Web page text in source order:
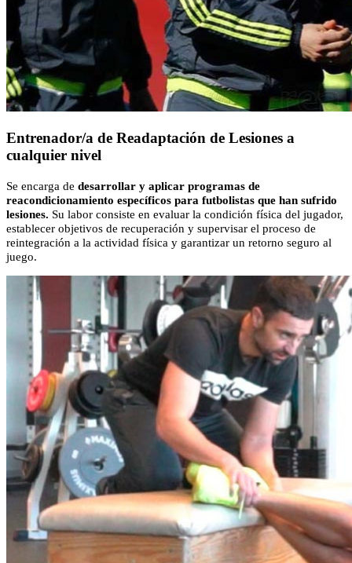
Entrenador/a de Readaptación de Lesiones a
cualquier nivel
Se encarga de desarrollar y aplicar programas de
reacondicionamiento específicos para futbolistas que han sufrido
lesiones. Su labor consiste en evaluar la condición física del jugador,
establecer objetivos de recuperación y supervisar el proceso de
reintegración a la actividad física y garantizar un retorno seguro al
juego.